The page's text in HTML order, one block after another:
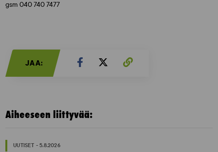
gsm 040 740 7477
JAA:
Aiheeseen liittyvää:
UUTISET - 5.8.2026